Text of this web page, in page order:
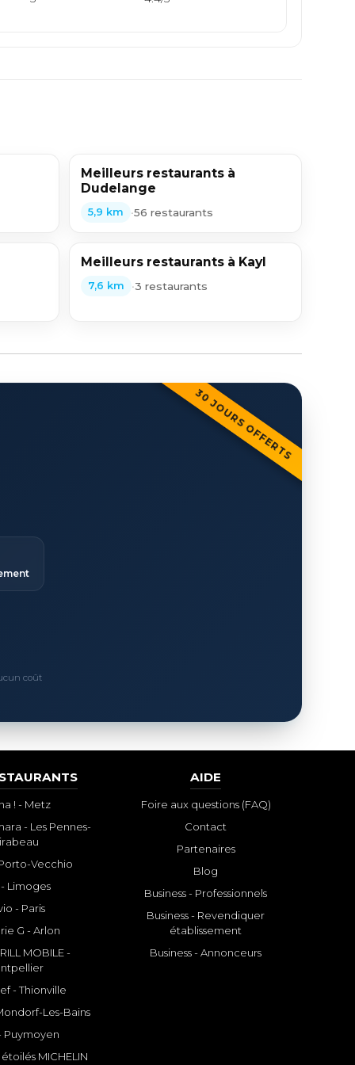
Meilleurs restaurants à
Dudelange
5,9 km •56 restaurants
Meilleurs restaurants à Kayl
7,6 km •3 restaurants
30 JOURS OFFERTS
coût
! - Metz
- Les Pennes-
Vecchio
- Limoges
- Paris
G - Arlon
MOBILE -
- Thionville
Les-Bains
Puymoyen
MICHELIN
AIDE
Foire aux questions (FAQ)
Contact
Partenaires
Blog
Business - Professionnels
Business - Revendiquer
établissement
Business - Annonceurs